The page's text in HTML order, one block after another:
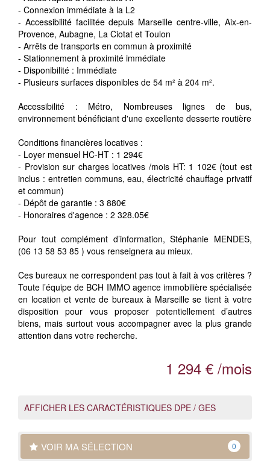
- Connexion immédiate à la L2
- Accessibilité facilitée depuis Marseille centre-ville, Aix-en-
Provence, Aubagne, La Ciotat et Toulon
- Arrêts de transports en commun à proximité
- Stationnement à proximité immédiate
- Disponibilité : Immédiate
- Plusieurs surfaces disponibles de 54 m² à 204 m².
Accessibilité : Métro, Nombreuses lignes de bus,
environnement bénéficiant d'une excellente desserte routière
Conditions financières locatives :
- Loyer mensuel HC-HT : 1 294€
- Provision sur charges locatives /mois HT: 1 102€ (tout est
inclus : entretien communs, eau, électricité chauffage privatif
et commun)
- Dépôt de garantie : 3 880€
- Honoraires d'agence : 2 328.05€
Pour tout complément d’information, Stéphanie MENDES,
(06 13 58 53 85 ) vous renseignera au mieux.
Ces bureaux ne correspondent pas tout à fait à vos critères ?
Toute l’équipe de BCH IMMO agence immobilière spécialisée
en location et vente de bureaux à Marseille se tient à votre
disposition pour vous proposer potentiellement d’autres
biens, mais surtout vous accompagner avec la plus grande
attention dans votre recherche.
1 294 € /mois
AFFICHER LES CARACTÉRISTIQUES DPE / GES
VOIR MA SÉLECTION 0